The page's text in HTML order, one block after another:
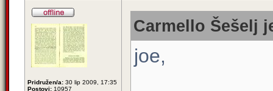
Pridružen/a: 30 lip 2009, 17:35
Postovi: 10957
Carmello Šešelj
joe,